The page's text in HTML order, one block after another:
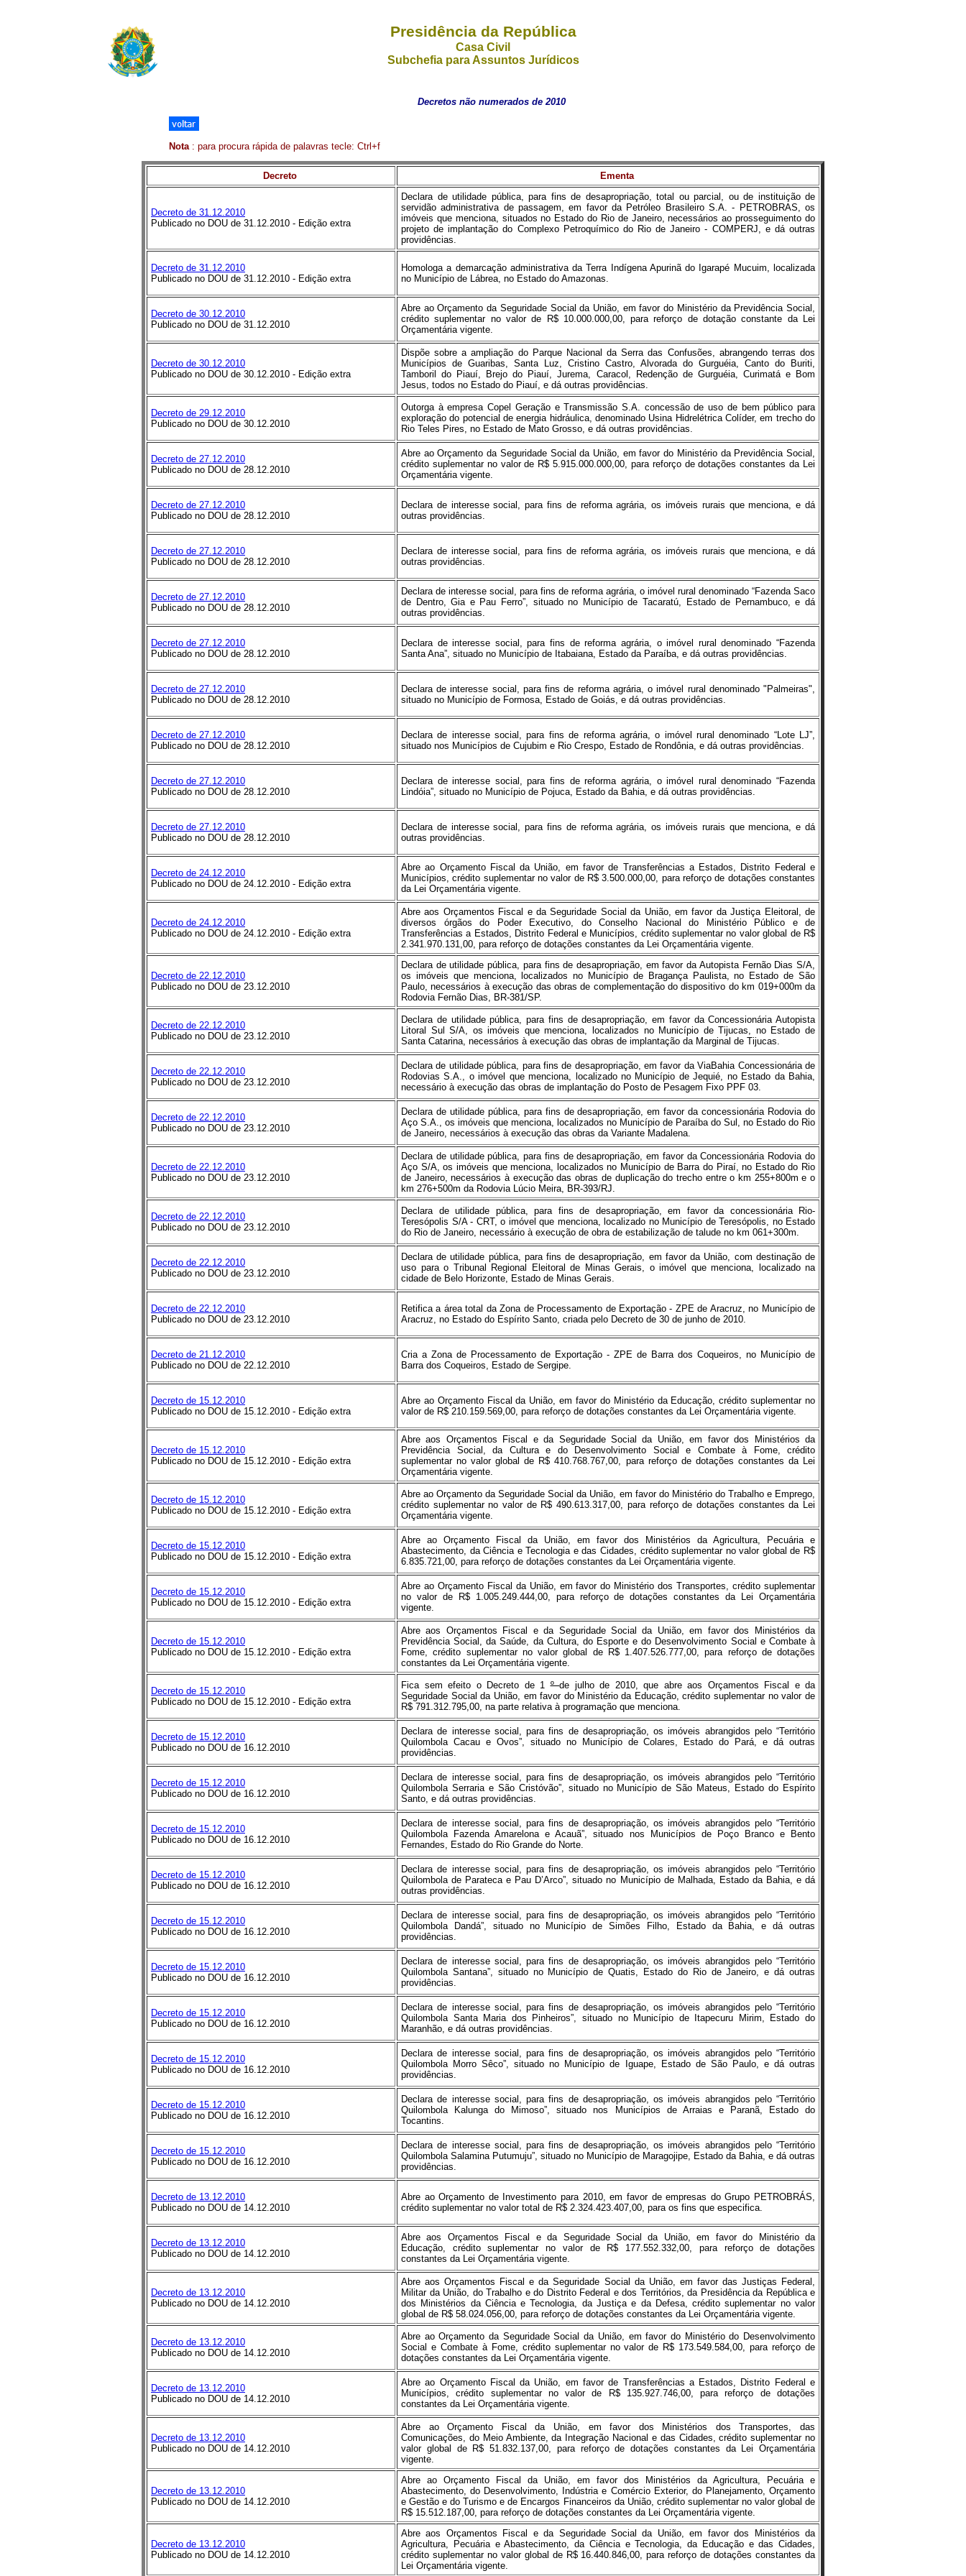
Presidência da República
Casa Civil
Subchefia para Assuntos Jurídicos
Decretos não numerados de 2010
Nota : para procura rápida de palavras tecle: Ctrl+f
Decreto Ementa
Decreto de 31.12.2010
Publicado no DOU de 31.12.2010 - Edição extra
Declara de utilidade pública, para fins de desapropriação, total ou parcial, ou de instituição de
servidão administrativa de passagem, em favor da Petróleo Brasileiro S.A. - PETROBRAS, os
imóveis que menciona, situados no Estado do Rio de Janeiro, necessários ao prosseguimento do
projeto de implantação do Complexo Petroquímico do Rio de Janeiro - COMPERJ, e dá outras
providências.
Decreto de 31.12.2010
Publicado no DOU de 31.12.2010 - Edição extra
Homologa a demarcação administrativa da Terra Indígena Apurinã do Igarapé Mucuim, localizada
no Município de Lábrea, no Estado do Amazonas.
Decreto de 30.12.2010
Publicado no DOU de 31.12.2010
Abre ao Orçamento da Seguridade Social da União, em favor do Ministério da Previdência Social,
crédito suplementar no valor de R$ 10.000.000,00, para reforço de dotação constante da Lei
Orçamentária vigente.
Decreto de 30.12.2010
Publicado no DOU de 30.12.2010 - Edição extra
Dispõe sobre a ampliação do Parque Nacional da Serra das Confusões, abrangendo terras dos
Municípios de Guaribas, Santa Luz, Cristino Castro, Alvorada do Gurguéia, Canto do Buriti,
Tamboril do Piauí, Brejo do Piauí, Jurema, Caracol, Redenção de Gurguéia, Curimatá e Bom
Jesus, todos no Estado do Piauí, e dá outras providências.
Decreto de 29.12.2010
Publicado no DOU de 30.12.2010
Outorga à empresa Copel Geração e Transmissão S.A. concessão de uso de bem público para
exploração do potencial de energia hidráulica, denominado Usina Hidrelétrica Colíder, em trecho do
Rio Teles Pires, no Estado de Mato Grosso, e dá outras providências.
Decreto de 27.12.2010
Publicado no DOU de 28.12.2010
Abre ao Orçamento da Seguridade Social da União, em favor do Ministério da Previdência Social,
crédito suplementar no valor de R$ 5.915.000.000,00, para reforço de dotações constantes da Lei
Orçamentária vigente.
Decreto de 27.12.2010
Publicado no DOU de 28.12.2010
Declara de interesse social, para fins de reforma agrária, os imóveis rurais que menciona, e dá
outras providências.
Decreto de 27.12.2010
Publicado no DOU de 28.12.2010
Declara de interesse social, para fins de reforma agrária, os imóveis rurais que menciona, e dá
outras providências.
Decreto de 27.12.2010
Publicado no DOU de 28.12.2010
Declara de interesse social, para fins de reforma agrária, o imóvel rural denominado “Fazenda Saco
de Dentro, Gia e Pau Ferro”, situado no Município de Tacaratú, Estado de Pernambuco, e dá
outras providências.
Decreto de 27.12.2010
Publicado no DOU de 28.12.2010
Declara de interesse social, para fins de reforma agrária, o imóvel rural denominado “Fazenda
Santa Ana”, situado no Município de Itabaiana, Estado da Paraíba, e dá outras providências.
Decreto de 27.12.2010
Publicado no DOU de 28.12.2010
Declara de interesse social, para fins de reforma agrária, o imóvel rural denominado "Palmeiras",
situado no Município de Formosa, Estado de Goiás, e dá outras providências.
Decreto de 27.12.2010
Publicado no DOU de 28.12.2010
Declara de interesse social, para fins de reforma agrária, o imóvel rural denominado “Lote LJ”,
situado nos Municípios de Cujubim e Rio Crespo, Estado de Rondônia, e dá outras providências.
Decreto de 27.12.2010
Publicado no DOU de 28.12.2010
Declara de interesse social, para fins de reforma agrária, o imóvel rural denominado “Fazenda
Lindóia”, situado no Município de Pojuca, Estado da Bahia, e dá outras providências.
Decreto de 27.12.2010
Publicado no DOU de 28.12.2010
Declara de interesse social, para fins de reforma agrária, os imóveis rurais que menciona, e dá
outras providências.
Decreto de 24.12.2010
Publicado no DOU de 24.12.2010 - Edição extra
Abre ao Orçamento Fiscal da União, em favor de Transferências a Estados, Distrito Federal e
Municípios, crédito suplementar no valor de R$ 3.500.000,00, para reforço de dotações constantes
da Lei Orçamentária vigente.
Decreto de 24.12.2010
Publicado no DOU de 24.12.2010 - Edição extra
Abre aos Orçamentos Fiscal e da Seguridade Social da União, em favor da Justiça Eleitoral, de
diversos órgãos do Poder Executivo, do Conselho Nacional do Ministério Público e de
Transferências a Estados, Distrito Federal e Municípios, crédito suplementar no valor global de R$
2.341.970.131,00, para reforço de dotações constantes da Lei Orçamentária vigente.
Decreto de 22.12.2010
Publicado no DOU de 23.12.2010
Declara de utilidade pública, para fins de desapropriação, em favor da Autopista Fernão Dias S/A,
os imóveis que menciona, localizados no Município de Bragança Paulista, no Estado de São
Paulo, necessários à execução das obras de complementação do dispositivo do km 019+000m da
Rodovia Fernão Dias, BR-381/SP.
Decreto de 22.12.2010
Publicado no DOU de 23.12.2010
Declara de utilidade pública, para fins de desapropriação, em favor da Concessionária Autopista
Litoral Sul S/A, os imóveis que menciona, localizados no Município de Tijucas, no Estado de
Santa Catarina, necessários à execução das obras de implantação da Marginal de Tijucas.
Decreto de 22.12.2010
Publicado no DOU de 23.12.2010
Declara de utilidade pública, para fins de desapropriação, em favor da ViaBahia Concessionária de
Rodovias S.A., o imóvel que menciona, localizado no Município de Jequié, no Estado da Bahia,
necessário à execução das obras de implantação do Posto de Pesagem Fixo PPF 03.
Decreto de 22.12.2010
Publicado no DOU de 23.12.2010
Declara de utilidade pública, para fins de desapropriação, em favor da concessionária Rodovia do
Aço S.A., os imóveis que menciona, localizados no Município de Paraíba do Sul, no Estado do Rio
de Janeiro, necessários à execução das obras da Variante Madalena.
Decreto de 22.12.2010
Publicado no DOU de 23.12.2010
Declara de utilidade pública, para fins de desapropriação, em favor da Concessionária Rodovia do
Aço S/A, os imóveis que menciona, localizados no Município de Barra do Piraí, no Estado do Rio
de Janeiro, necessários à execução das obras de duplicação do trecho entre o km 255+800m e o
km 276+500m da Rodovia Lúcio Meira, BR-393/RJ.
Decreto de 22.12.2010
Publicado no DOU de 23.12.2010
Declara de utilidade pública, para fins de desapropriação, em favor da concessionária Rio-
Teresópolis S/A - CRT, o imóvel que menciona, localizado no Município de Teresópolis, no Estado
do Rio de Janeiro, necessário à execução de obra de estabilização de talude no km 061+300m.
Decreto de 22.12.2010
Publicado no DOU de 23.12.2010
Declara de utilidade pública, para fins de desapropriação, em favor da União, com destinação de
uso para o Tribunal Regional Eleitoral de Minas Gerais, o imóvel que menciona, localizado na
cidade de Belo Horizonte, Estado de Minas Gerais.
Decreto de 22.12.2010
Publicado no DOU de 23.12.2010
Retifica a área total da Zona de Processamento de Exportação - ZPE de Aracruz, no Município de
Aracruz, no Estado do Espírito Santo, criada pelo Decreto de 30 de junho de 2010.
Decreto de 21.12.2010
Publicado no DOU de 22.12.2010
Cria a Zona de Processamento de Exportação - ZPE de Barra dos Coqueiros, no Município de
Barra dos Coqueiros, Estado de Sergipe.
Decreto de 15.12.2010
Publicado no DOU de 15.12.2010 - Edição extra
Abre ao Orçamento Fiscal da União, em favor do Ministério da Educação, crédito suplementar no
valor de R$ 210.159.569,00, para reforço de dotações constantes da Lei Orçamentária vigente.
Decreto de 15.12.2010
Publicado no DOU de 15.12.2010 - Edição extra
Abre aos Orçamentos Fiscal e da Seguridade Social da União, em favor dos Ministérios da
Previdência Social, da Cultura e do Desenvolvimento Social e Combate à Fome, crédito
suplementar no valor global de R$ 410.768.767,00, para reforço de dotações constantes da Lei
Orçamentária vigente.
Decreto de 15.12.2010
Publicado no DOU de 15.12.2010 - Edição extra
Abre ao Orçamento da Seguridade Social da União, em favor do Ministério do Trabalho e Emprego,
crédito suplementar no valor de R$ 490.613.317,00, para reforço de dotações constantes da Lei
Orçamentária vigente.
Decreto de 15.12.2010
Publicado no DOU de 15.12.2010 - Edição extra
Abre ao Orçamento Fiscal da União, em favor dos Ministérios da Agricultura, Pecuária e
Abastecimento, da Ciência e Tecnologia e das Cidades, crédito suplementar no valor global de R$
6.835.721,00, para reforço de dotações constantes da Lei Orçamentária vigente.
Decreto de 15.12.2010
Publicado no DOU de 15.12.2010 - Edição extra
Abre ao Orçamento Fiscal da União, em favor do Ministério dos Transportes, crédito suplementar
no valor de R$ 1.005.249.444,00, para reforço de dotações constantes da Lei Orçamentária
vigente.
Decreto de 15.12.2010
Publicado no DOU de 15.12.2010 - Edição extra
Abre aos Orçamentos Fiscal e da Seguridade Social da União, em favor dos Ministérios da
Previdência Social, da Saúde, da Cultura, do Esporte e do Desenvolvimento Social e Combate à
Fome, crédito suplementar no valor global de R$ 1.407.526.777,00, para reforço de dotações
constantes da Lei Orçamentária vigente.
Decreto de 15.12.2010
Publicado no DOU de 15.12.2010 - Edição extra
Fica sem efeito o Decreto de 1ºde julho de 2010, que abre aos Orçamentos Fiscal e da
Seguridade Social da União, em favor do Ministério da Educação, crédito suplementar no valor de
R$ 791.312.795,00, na parte relativa à programação que menciona.
Decreto de 15.12.2010
Publicado no DOU de 16.12.2010
Declara de interesse social, para fins de desapropriação, os imóveis abrangidos pelo “Território
Quilombola Cacau e Ovos”, situado no Município de Colares, Estado do Pará, e dá outras
providências.
Decreto de 15.12.2010
Publicado no DOU de 16.12.2010
Declara de interesse social, para fins de desapropriação, os imóveis abrangidos pelo “Território
Quilombola Serraria e São Cristóvão”, situado no Município de São Mateus, Estado do Espírito
Santo, e dá outras providências.
Decreto de 15.12.2010
Publicado no DOU de 16.12.2010
Declara de interesse social, para fins de desapropriação, os imóveis abrangidos pelo “Território
Quilombola Fazenda Amarelona e Acauã”, situado nos Municípios de Poço Branco e Bento
Fernandes, Estado do Rio Grande do Norte.
Decreto de 15.12.2010
Publicado no DOU de 16.12.2010
Declara de interesse social, para fins de desapropriação, os imóveis abrangidos pelo “Território
Quilombola de Parateca e Pau D’Arco”, situado no Município de Malhada, Estado da Bahia, e dá
outras providências.
Decreto de 15.12.2010
Publicado no DOU de 16.12.2010
Declara de interesse social, para fins de desapropriação, os imóveis abrangidos pelo “Território
Quilombola Dandá”, situado no Município de Simões Filho, Estado da Bahia, e dá outras
providências.
Decreto de 15.12.2010
Publicado no DOU de 16.12.2010
Declara de interesse social, para fins de desapropriação, os imóveis abrangidos pelo “Território
Quilombola Santana”, situado no Município de Quatis, Estado do Rio de Janeiro, e dá outras
providências.
Decreto de 15.12.2010
Publicado no DOU de 16.12.2010
Declara de interesse social, para fins de desapropriação, os imóveis abrangidos pelo “Território
Quilombola Santa Maria dos Pinheiros”, situado no Município de Itapecuru Mirim, Estado do
Maranhão, e dá outras providências.
Decreto de 15.12.2010
Publicado no DOU de 16.12.2010
Declara de interesse social, para fins de desapropriação, os imóveis abrangidos pelo “Território
Quilombola Morro Sêco”, situado no Município de Iguape, Estado de São Paulo, e dá outras
providências.
Decreto de 15.12.2010
Publicado no DOU de 16.12.2010
Declara de interesse social, para fins de desapropriação, os imóveis abrangidos pelo “Território
Quilombola Kalunga do Mimoso”, situado nos Municípios de Arraias e Paranã, Estado do
Tocantins.
Decreto de 15.12.2010
Publicado no DOU de 16.12.2010
Declara de interesse social, para fins de desapropriação, os imóveis abrangidos pelo “Território
Quilombola Salamina Putumuju”, situado no Município de Maragojipe, Estado da Bahia, e dá outras
providências.
Decreto de 13.12.2010
Publicado no DOU de 14.12.2010
Abre ao Orçamento de Investimento para 2010, em favor de empresas do Grupo PETROBRÁS,
crédito suplementar no valor total de R$ 2.324.423.407,00, para os fins que especifica.
Decreto de 13.12.2010
Publicado no DOU de 14.12.2010
Abre aos Orçamentos Fiscal e da Seguridade Social da União, em favor do Ministério da
Educação, crédito suplementar no valor de R$ 177.552.332,00, para reforço de dotações
constantes da Lei Orçamentária vigente.
Decreto de 13.12.2010
Publicado no DOU de 14.12.2010
Abre aos Orçamentos Fiscal e da Seguridade Social da União, em favor das Justiças Federal,
Militar da União, do Trabalho e do Distrito Federal e dos Territórios, da Presidência da República e
dos Ministérios da Ciência e Tecnologia, da Justiça e da Defesa, crédito suplementar no valor
global de R$ 58.024.056,00, para reforço de dotações constantes da Lei Orçamentária vigente.
Decreto de 13.12.2010
Publicado no DOU de 14.12.2010
Abre ao Orçamento da Seguridade Social da União, em favor do Ministério do Desenvolvimento
Social e Combate à Fome, crédito suplementar no valor de R$ 173.549.584,00, para reforço de
dotações constantes da Lei Orçamentária vigente.
Decreto de 13.12.2010
Publicado no DOU de 14.12.2010
Abre ao Orçamento Fiscal da União, em favor de Transferências a Estados, Distrito Federal e
Municípios, crédito suplementar no valor de R$ 135.927.746,00, para reforço de dotações
constantes da Lei Orçamentária vigente.
Decreto de 13.12.2010
Publicado no DOU de 14.12.2010
Abre ao Orçamento Fiscal da União, em favor dos Ministérios dos Transportes, das
Comunicações, do Meio Ambiente, da Integração Nacional e das Cidades, crédito suplementar no
valor global de R$ 51.832.137,00, para reforço de dotações constantes da Lei Orçamentária
vigente.
Decreto de 13.12.2010
Publicado no DOU de 14.12.2010
Abre ao Orçamento Fiscal da União, em favor dos Ministérios da Agricultura, Pecuária e
Abastecimento, do Desenvolvimento, Indústria e Comércio Exterior, do Planejamento, Orçamento
e Gestão e do Turismo e de Encargos Financeiros da União, crédito suplementar no valor global de
R$ 15.512.187,00, para reforço de dotações constantes da Lei Orçamentária vigente.
Decreto de 13.12.2010
Publicado no DOU de 14.12.2010
Abre aos Orçamentos Fiscal e da Seguridade Social da União, em favor dos Ministérios da
Agricultura, Pecuária e Abastecimento, da Ciência e Tecnologia, da Educação e das Cidades,
crédito suplementar no valor global de R$ 16.440.846,00, para reforço de dotações constantes da
Lei Orçamentária vigente.